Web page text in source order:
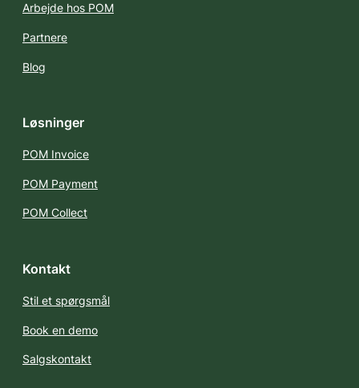
Arbejde hos POM
Partnere
Blog
Løsninger
POM Invoice
POM Payment
POM Collect
Kontakt
Stil et spørgsmål
Book en demo
Salgskontakt